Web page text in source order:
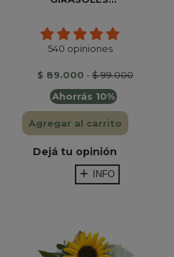
540 opiniones
$ 89.000 -$ 99.000
Ahorrás 10%
Agregar al carrito
Dejá tu opinión
INFO